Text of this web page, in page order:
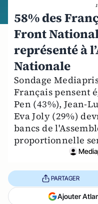
58% des
Front
représenté à
Nationale
Sondage
Français pensent
Pen (43%), Jean-
Eva Joly (29%)
bancs de
proportionnelle
PARTAGER
Ajouter